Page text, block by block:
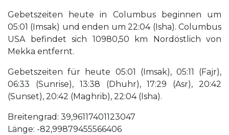
Gebetszeiten heute in Columbus beginnen um
05:01 (Imsak) und enden um 22:04 (Isha). Columbus
USA befindet sich 10980,50 km Nordöstlich von
Mekka entfernt.
Gebetszeiten für heute 05:01 (Imsak), 05:11 (Fajr),
06:33 (Sunrise), 13:38 (Dhuhr), 17:29 (Asr), 20:42
(Sunset), 20:42 (Maghrib), 22:04 (Isha).
Breitengrad: 39,96117401123047
Länge: -82,99879455566406